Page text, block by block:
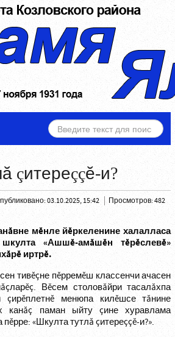
ИСКАТЬ...
çитереççĕ-и?
03.10.2025, 15:42 Просмотров: 482
мĕнле йĕркеленине халалласа
«Ашшĕ-амăшĕн тĕрĕслевĕ»
иртрĕ.
тивĕçне пĕрремĕш классенчи ачасен
Вĕсем столовăйри тасалăхпа
çирĕплетнĕ менюпа килĕшсе тăнине
канăç паман ыйту çине хуравлама
«Шкулта тутлă çитереççĕ-и?».